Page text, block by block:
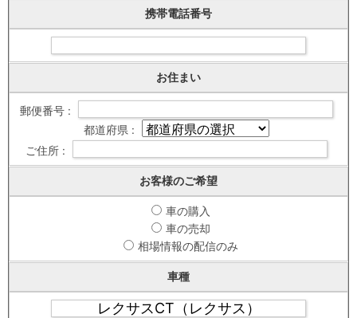
携帯電話番号
お住まい
郵便番号 :
都道府県 :
ご住所 :
お客様のご希望
車の購入
車の売却
相場情報の配信のみ
車種